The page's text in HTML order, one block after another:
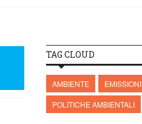
TAG CLOUD
AMBIENTE EMISSIONI
POLITICHE AMBIENTALI